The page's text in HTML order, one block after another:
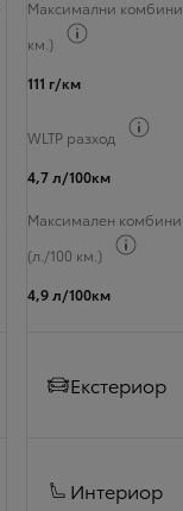
Максимални
км.)
111 г/км
WLTP разход
4,7 л/100км
Максимален
(л./100 км.)
4,9 л/100км
Екстериор
Интериор